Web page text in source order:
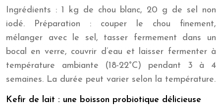
Ingrédients : 1 kg de chou blanc, 20 g de sel non
iodé. Préparation : couper le chou finement,
mélanger avec le sel, tasser fermement dans un
bocal en verre, couvrir d’eau et laisser fermenter à
température ambiante (18-22°C) pendant 3 à 4
semaines. La durée peut varier selon la température.
Kefir de lait : une boisson probiotique délicieuse